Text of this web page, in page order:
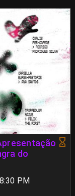
do
PM